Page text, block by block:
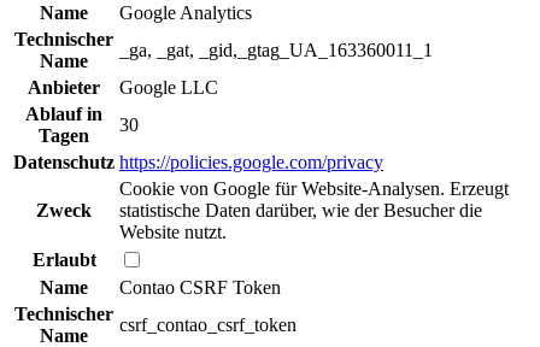
Name
Google Analytics
Technischer
Name
_ga, _gat, _gid,_gtag_UA_163360011_1
Anbieter
Google LLC
Ablauf in
Tagen
30
Datenschutz https://policies.google.com/privacy
Zweck
Cookie von Google für Website-Analysen. Erzeugt
statistische Daten darüber, wie der Besucher die
Website nutzt.
Erlaubt
Name
Contao CSRF Token
Technischer
Name
csrf_contao_csrf_token